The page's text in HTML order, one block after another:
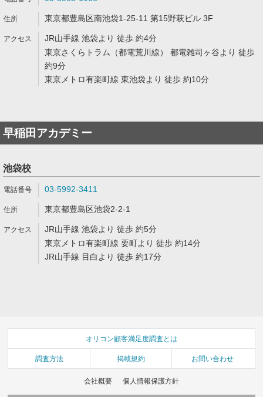
東京都豊島区南池袋1-25-11 第15野萩ビル 3F
JR山手線 池袋より 徒歩 約4分
東京さくらトラム（都電荒川線） 都電雑司ヶ谷より 徒歩
約9分
東京メトロ有楽町線 東池袋より 徒歩 約10分
早稲田アカデミー
池袋校
03-5992-3411
東京都豊島区池袋2-2-1
JR山手線 池袋より 徒歩 約5分
東京メトロ有楽町線 要町より 徒歩 約14分
JR山手線 目白より 徒歩 約17分
オリコン顧客満足度調査とは
調査方法 掲載規約 お問い合わせ
会社概要 個人情報保護方針